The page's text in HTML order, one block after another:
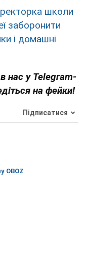
школи
заборонити
і домашні
нас у Telegram-
на фейки!
Підписатися
OBOZ